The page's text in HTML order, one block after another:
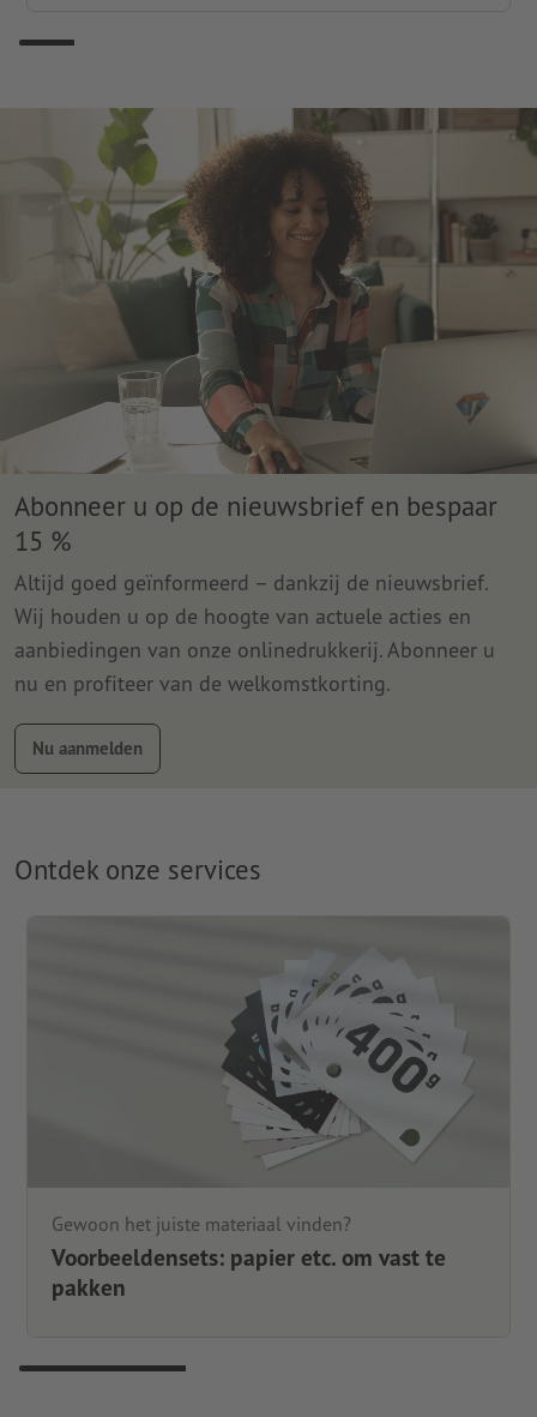
Abonneer u op de nieuwsbrief en bespaar
15 %
Altijd goed geïnformeerd – dankzij de nieuwsbrief.
Wij houden u op de hoogte van actuele acties en
aanbiedingen van onze onlinedrukkerij. Abonneer u
nu en profiteer van de welkomstkorting.
Nu aanmelden
Ontdek onze services
Gewoon het juiste materiaal vinden?
Voorbeeldensets: papier etc. om vast te
pakken